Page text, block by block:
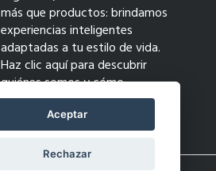
más que productos: brindamos
experiencias inteligentes
adaptadas a tu estilo de vida.
Haz clic aquí para descubrir
quiénes somos y cómo
transformamos tu mundo con
innovación.Aceptar
Rechazar